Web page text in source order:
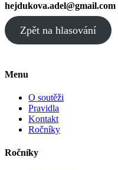
hejdukova.adel@gmail.com
Zpět na hlasování
Menu
O soutěži
Pravidla
Kontakt
Ročníky
Ročníky